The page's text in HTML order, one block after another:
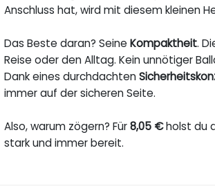
Anschluss hat, wird mit diesem kleinen
Das Beste daran? SeineKompaktheit.
Reise oder den Alltag. Kein unnötiger
Dank eines durchdachten
immer auf der sicheren Seite.
Also, warum zögern? Für8,05 €holst du
stark und immer bereit.